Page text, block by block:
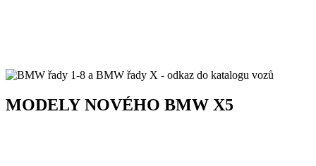
MODELY NOVÉHO BMW X5